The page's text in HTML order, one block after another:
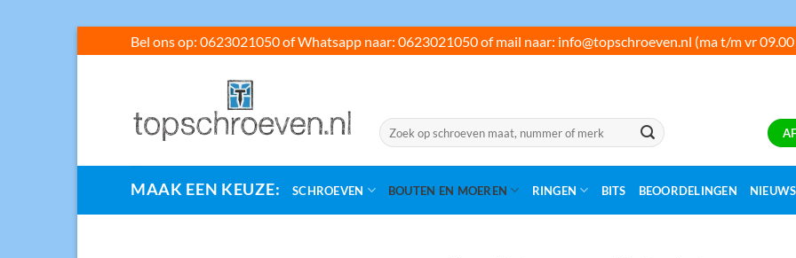
naar
Bel ons op: 0623021050 of Whatsapp naar: 0623021050 of mail naar: info@topschroeven.nl (ma t/m vr
Zoeken
naar:
MAAK EEN KEUZE: SCHROEVEN BOUTEN EN MOEREN RINGEN BITS BEOORDELINGEN NIEUWS